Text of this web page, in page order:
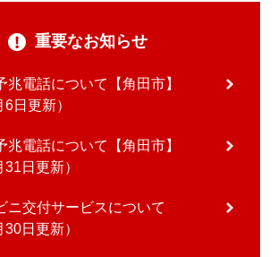
重要なお知らせ
兆電話について【角田市】
6日更新
兆電話について【角田市】
31日更新
ニ交付サービスについて
30日更新